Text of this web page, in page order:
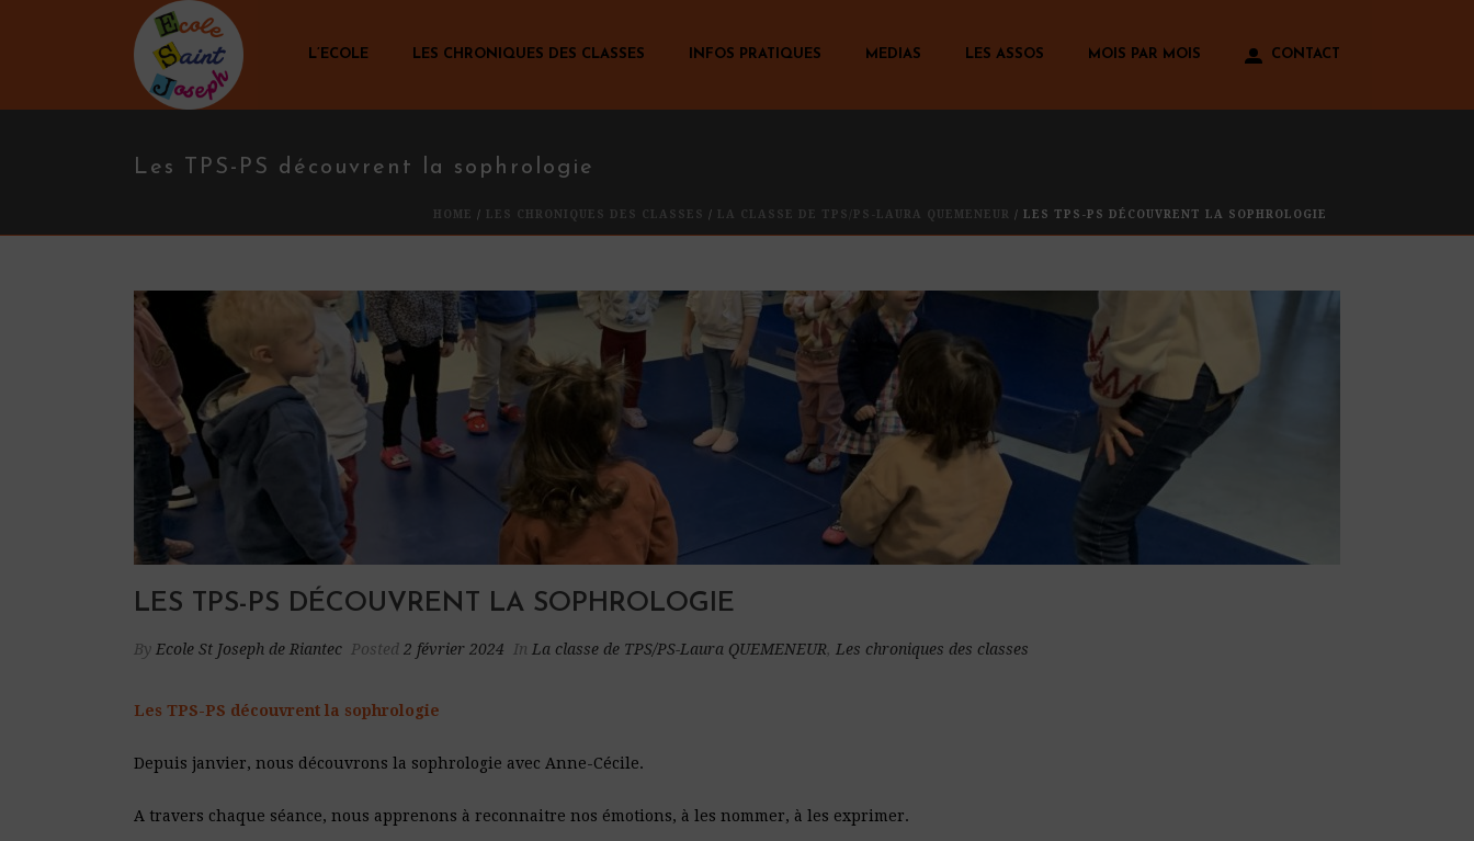
L’ECOLE LES CHRONIQUES DES CLASSES INFOS PRATIQUES MEDIAS LES ASSOS MOIS PAR MOIS CONTACT
Les TPS-PS découvrent la sophrologie
HOME / LES CHRONIQUES DES CLASSES / LA CLASSE DE TPS/PS-LAURA QUEMENEUR / LES TPS-PS DÉCOUVRENT LA SOPHROLOGIE
LES TPS-PS DÉCOUVRENT LA SOPHROLOGIE
By Ecole St Joseph de Riantec Posted 2 février 2024 In La classe de TPS/PS-Laura QUEMENEUR, Les chroniques des classes
Les TPS-PS découvrent la sophrologie
Depuis janvier, nous découvrons la sophrologie avec Anne-Cécile.
A travers chaque séance, nous apprenons à reconnaitre nos émotions, à les nommer, à les exprimer.